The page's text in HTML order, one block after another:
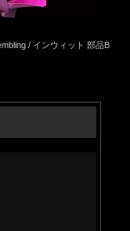
/ インウィット 部品B